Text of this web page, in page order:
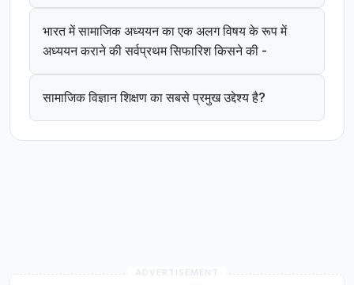
भारत में सामाजिक अध्ययन का एक अलग विषय के रूप में
अध्ययन कराने की सर्वप्रथम सिफारिश किसने की -
सामाजिक विज्ञान शिक्षण का सबसे प्रमुख उद्देश्य है?